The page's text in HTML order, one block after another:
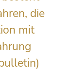
die
mit